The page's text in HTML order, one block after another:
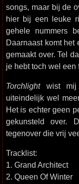
songs, maar bij de
hier bij een leuke
gehele nummers
Daarnaast komt het
gemaakt over. Tel
je hebt toch wel
Torchlightwist mij
uiteindelijk wel
Het is echter geen
gekunsteld over.
tegenover die vrij
Tracklist:
1. Grand Architect
2. Queen Of Winter